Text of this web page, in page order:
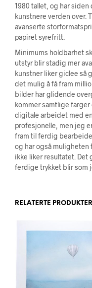
1980 tallet, og har
kunstnere verden over.
avanserte
papiret syrefritt.
Minimums holdbarhet
utstyr blir stadig mer
kunstner liker giclee så
det mulig å få fram
bilder har glidende
kommer samtlige
digitale arbeidet med
profesjonelle, men jeg
fram til ferdig
og har også muligheten
ikke liker resultatet. Det
ferdige trykket blir som
RELATERTE PRODUKTER